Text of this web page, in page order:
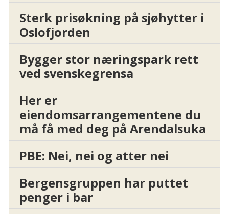
Sterk prisøkning på sjøhytter i
Oslofjorden
Bygger stor næringspark rett
ved svenskegrensa
Her er
eiendomsarrangementene du
må få med deg på Arendalsuka
PBE: Nei, nei og atter nei
Bergensgruppen har puttet
penger i bar